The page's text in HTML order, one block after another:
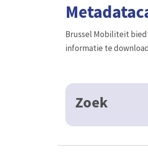
Brussel Mobiliteit
informatie te
Zoek